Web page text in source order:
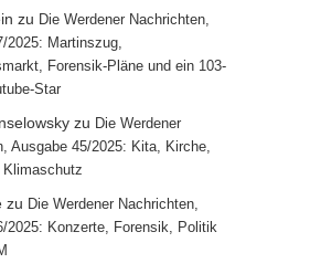
zu Die Werdener Nachrichten,
2025: Martinszug,
Forensik-Pläne und ein 103-
Star
zu Die Werdener
Ausgabe 45/2025: Kita, Kirche,
Klimaschutz
zu Die Werdener Nachrichten,
2025: Konzerte, Forensik, Politik